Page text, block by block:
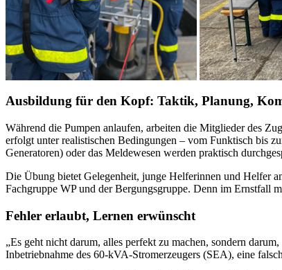
Ausbildung für den Kopf: Taktik, Planung,
Während die Pumpen anlaufen, arbeiten die Mitglieder des
erfolgt unter realistischen Bedingungen – vom Funktisch bis
Generatoren) oder das Meldewesen werden praktisch
Die Übung bietet Gelegenheit, junge Helferinnen und Helfer
Fachgruppe WP und der Bergungsgruppe. Denn im Ernstfall
Fehler erlaubt, Lernen erwünscht
„Es geht nicht darum, alles perfekt zu machen, sondern
Inbetriebnahme des 60-kVA-Stromerzeugers (SEA), eine